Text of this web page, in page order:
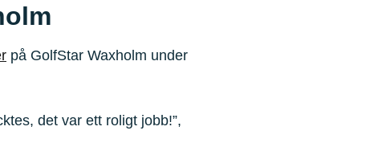
på GolfStar Waxholm under
det var ett roligt jobb!”,